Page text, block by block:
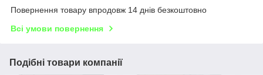
Повернення товару впродовж 14 днів безкоштовно
Всі умови повернення
Подібні товари компанії